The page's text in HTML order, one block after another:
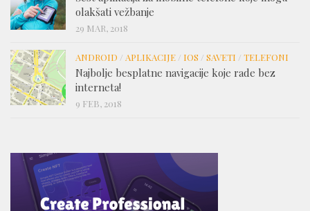
olakšati vežbanje
29 MAR, 2018
ANDROID / APLIKACIJE / IOS / SAVETI / TELEFONI
Najbolje besplatne navigacije koje rade bez
interneta!
9 FEB, 2018